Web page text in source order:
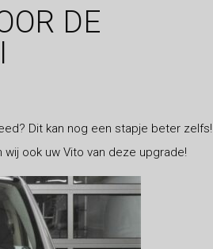
DE
Dit kan nog een stapje beter zelfs!
wij ook uw Vito van deze upgrade!